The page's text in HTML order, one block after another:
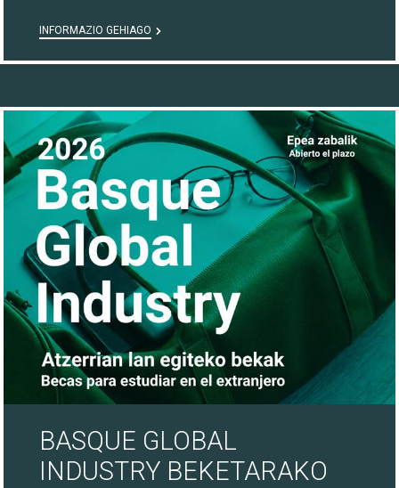
INFORMAZIO GEHIAGO
28/07/26
BASQUE GLOBAL
INDUSTRY BEKETARAKO